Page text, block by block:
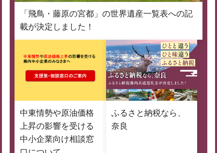
「飛鳥・藤原の宮都」の世界遺産一覧表への記
載が決定しました！
中東情勢や原油価格
上昇の影響を受ける
中小企業向け相談窓
ふるさと納税なら、
奈良